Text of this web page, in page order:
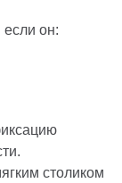
он:
столиком